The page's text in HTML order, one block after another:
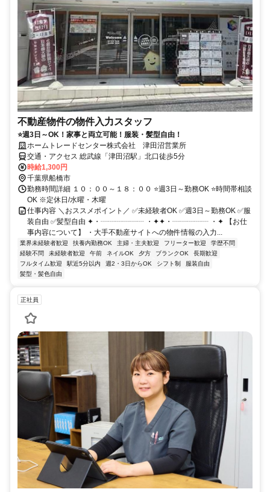
不動産物件の物件入力スタッフ
⭐週3日～OK！家事と両立可能！服装・髪型自由！
ホームトレードセンター株式会社 津田沼営業所
交通・アクセス 総武線「津田沼駅」北口徒歩5分
時給1,300円
千葉県船橋市
勤務時間詳細 １０：００～１８：００ ⭐週3日～勤務OK ⭐時間帯相談
OK ※定休日/水曜・木曜
仕事内容 ＼おススメポイント／ ✅未経験者OK ✅週3日～勤務OK ✅服
装自由 ✅髪型自由 ✦・┈┈┈┈┈┈ ・✦✦・┈┈┈┈┈ ・✦ 【お仕
事内容について】 ・大手不動産サイトへの物件情報の入力...
業界未経験者歓迎 扶養内勤務OK 主婦・主夫歓迎 フリーター歓迎
学歴不問
経験不問
未経験者歓迎 午前 ネイルOK 夕方 ブランクOK
長期歓迎
フルタイム歓迎
駅近5分以内 週2・3日からOK シフト制
服装自由
髪型・髪色自由
正社員